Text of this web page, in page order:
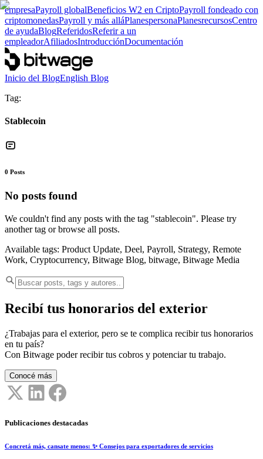
empresaPayroll globalBeneficios W2 en CriptoPayroll fondeado con
criptomonedasPayroll y más alláPlanespersonaPlanesrecursosCentro
de ayudaBlogReferidosReferir a un
empleadorAfiliadosIntroducciónDocumentación
Inicio del BlogEnglish Blog
Tag:
Stablecoin
0 Posts
No posts found
We couldn't find any posts with the tag "stablecoin". Please try
another tag or browse all posts.
Available tags: Product Update, Deel, Payroll, Strategy, Remote
Work, Cryptocurrency, Bitwage Blog, bitwage, Bitwage Media
Recibí tus honorarios del exterior
¿Trabajas para el exterior, pero se te complica recibir tus honorarios
en tu país?
Con Bitwage poder recibir tus cobros y potenciar tu trabajo.
Conocé más
Publicaciones destacadas
Concretá más, cansate menos: ✨ Consejos para exportadores de servicios